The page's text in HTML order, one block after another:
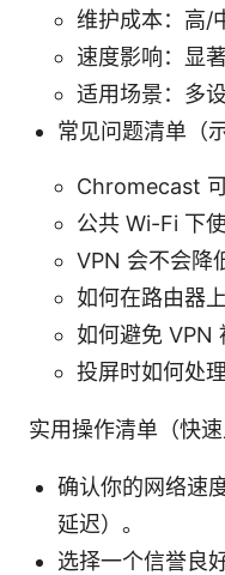
维护成本：高/
速度影响：显
适用场景：多
常见问题清单（示
Chromecast
公共 Wi-Fi 下
VPN 会不会降
如何在路由器
如何避免 VPN
投屏时如何处
实用操作清单（快速
确认你的网络速
延迟）。
选择一个信誉良